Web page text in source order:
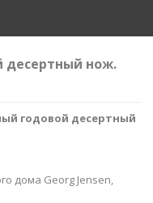
десертный нож.
годовой десертный
дома Georg Jensen,